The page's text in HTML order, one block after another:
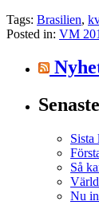
Tags: Brasilien,
Posted in: VM
Så
Nu